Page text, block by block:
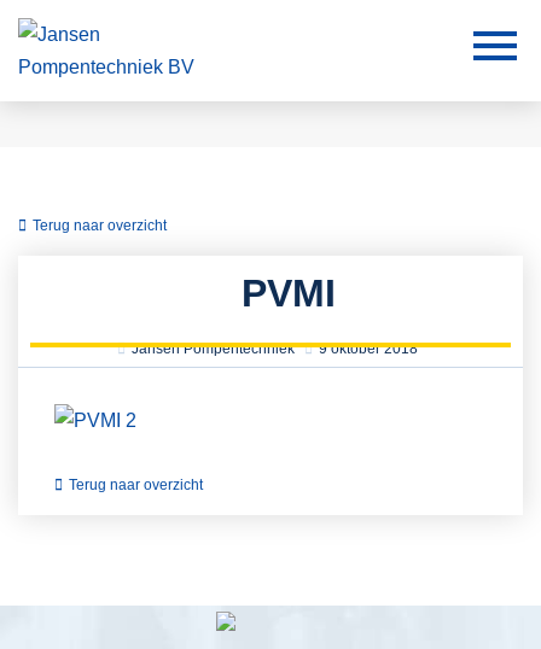
Terug naar overzicht
PVMI
Jansen Pompentechniek 9 oktober 2018
Terug naar overzicht